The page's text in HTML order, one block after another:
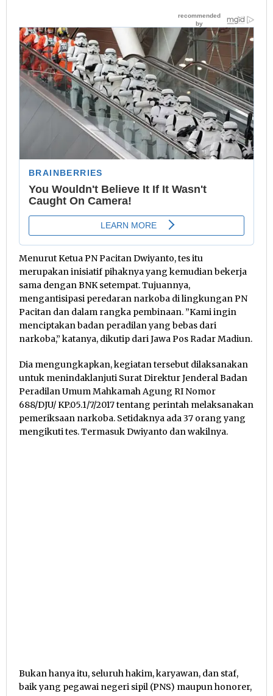
Menurut Ketua PN Pacitan Dwiyanto, tes itu
merupakan inisiatif pihaknya yang kemudian bekerja
sama dengan BNK setempat. Tujuannya,
mengantisipasi peredaran narkoba di lingkungan PN
Pacitan dan dalam rangka pembinaan. ”Kami ingin
menciptakan badan peradilan yang bebas dari
narkoba,” katanya, dikutip dari Jawa Pos Radar Madiun.
Dia mengungkapkan, kegiatan tersebut dilaksanakan
untuk menindaklanjuti Surat Direktur Jenderal Badan
Peradilan Umum Mahkamah Agung RI Nomor
688/DJU/ KP.05.1/7/2017 tentang perintah melaksanakan
pemeriksaan narkoba. Setidaknya ada 37 orang yang
mengikuti tes. Termasuk Dwiyanto dan wakilnya.
Bukan hanya itu, seluruh hakim, karyawan, dan staf,
baik yang pegawai negeri sipil (PNS) maupun honorer,